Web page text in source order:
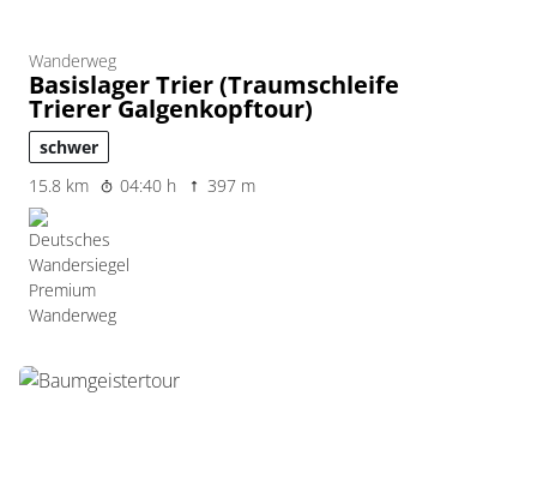
Wanderweg
Basislager Trier (Traumschleife
Trierer Galgenkopftour)
schwer
15.8 km
04:40 h 397 m